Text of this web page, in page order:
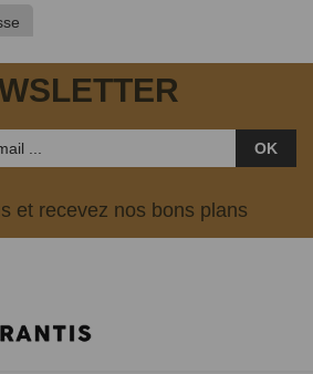
OK
et recevez nos bons plans